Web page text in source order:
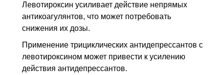
Левотироксин усиливает действие непрямых
антикоагулянтов, что может потребовать
снижения их дозы.
Применение трициклических антидепрессантов с
левотироксином может привести к усилению
действия антидепрессантов.